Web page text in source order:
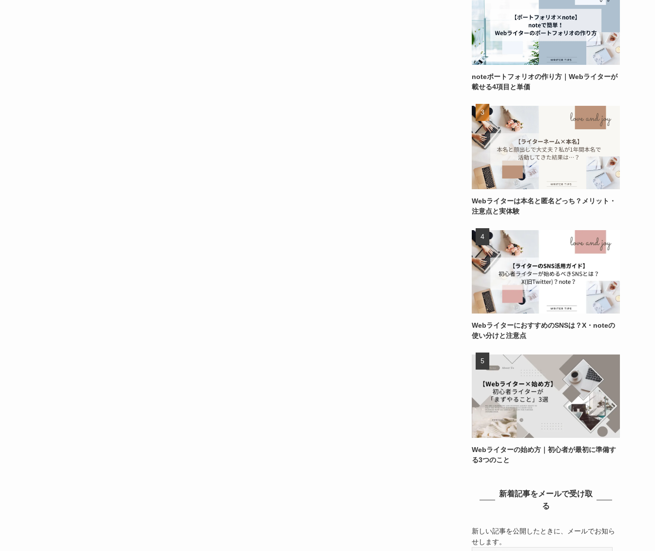
noteポートフォリオの作り方｜Webライターが
載せる4項目と単価
Webライターは本名と匿名どっち？メリット・
注意点と実体験
WebライターにおすすめのSNSは？X・noteの
使い分けと注意点
Webライターの始め方｜初心者が最初に準備す
る3つのこと
新着記事をメールで受け取
る
新しい記事を公開したときに、メールでお知ら
せします。